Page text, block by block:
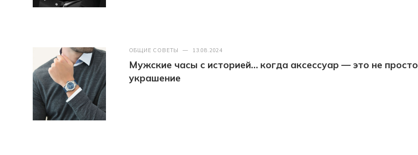
ОБЩИЕ СОВЕТЫ — 13.08.2024
Мужские часы с историей… когда аксессуар — это не просто
украшение